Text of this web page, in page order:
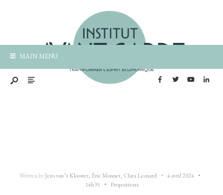
MAIN MENU
Written byJens van ‘t Klooster, Éric Monnet, Clara Leonard • 4 avril 2024
•
14h35
• Propositions